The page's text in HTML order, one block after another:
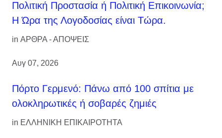
Πολιτική Προστασία ή Πολιτική Επικοινωνία;
Η Ώρα της Λογοδοσίας είναι Τώρα.
in ΑΡΘΡΑ - ΑΠΟΨΕΙΣ
Αυγ 07, 2026
Πόρτο Γερμενό: Πάνω από 100 σπίτια με
ολοκληρωτικές ή σοβαρές ζημιές
in ΕΛΛΗΝΙΚΗ ΕΠΙΚΑΙΡΟΤΗΤΑ